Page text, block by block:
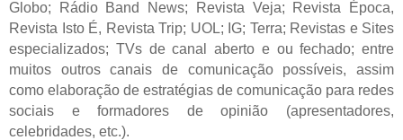
Globo; Rádio Band News; Revista Veja; Revista Época,
Revista Isto É, Revista Trip; UOL; IG; Terra; Revistas e Sites
especializados; TVs de canal aberto e ou fechado; entre
muitos outros canais de comunicação possíveis, assim
como elaboração de estratégias de comunicação para redes
sociais e formadores de opinião (apresentadores,
celebridades, etc.).